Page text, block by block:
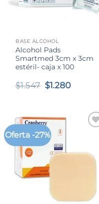
BASE ALCOHOL
Alcohol Pads
Smartmed 3cm x 3cm
estéril- caja x 100
$1.547 El
$1.547.
$1.280El
$1.280.
Oferta -27%